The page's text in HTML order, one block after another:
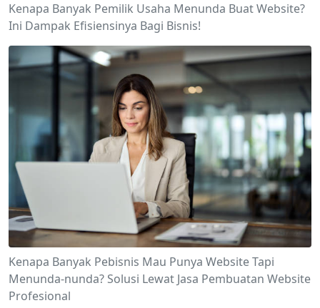
Kenapa Banyak Pemilik Usaha Menunda Buat Website?
Ini Dampak Efisiensinya Bagi Bisnis!
Kenapa Banyak Pebisnis Mau Punya Website Tapi
Menunda-nunda? Solusi Lewat Jasa Pembuatan Website
Profesional